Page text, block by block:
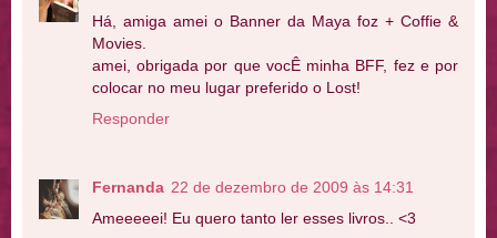
Há, amiga amei o Banner da Maya foz + Coffie &
Movies.
amei, obrigada por que vocÊ minha BFF, fez e por
colocar no meu lugar preferido o Lost!
Responder
Fernanda 22 de dezembro de 2009 às 14:31
Ameeeeei! Eu quero tanto ler esses livros.. <3